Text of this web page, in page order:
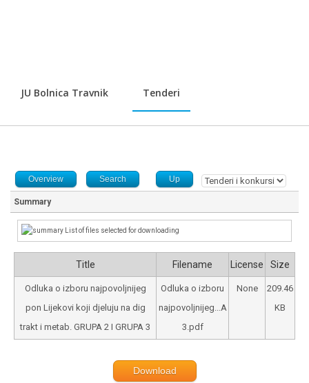
JU Bolnica Travnik Tenderi
Overview Search Up
Summary
List of files selected for downloading
Title Filename License Size
Odluka o izboru najpovoljnijeg
pon Lijekovi koji djeluju na dig
trakt i metab. GRUPA 2 I GRUPA 3
Odluka o izboru
najpovoljnijeg...A
3.pdf
None
209.46
KB
Download